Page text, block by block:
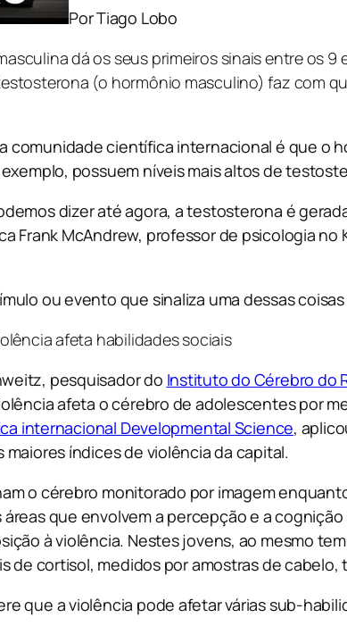
Por Tiago Lobo
dá os seus primeiros sinais entre os
(o hormônio masculino) faz com
comunidade científica internacional é que o
possuem níveis mais altos de
dizer até agora, a testosterona é
Frank McAndrew, professor de psicologia
ou evento que sinaliza uma dessas
afeta habilidades sociais
pesquisador do Instituto do Cérebro do
afeta o cérebro de adolescentes por
internacional Developmental Science,
maiores índices de violência da capital.
o cérebro monitorado por imagem
áreas que envolvem a percepção e a
à violência. Nestes jovens, ao mesmo
de cortisol, medidos por amostras de
que a violência pode afetar várias sub-